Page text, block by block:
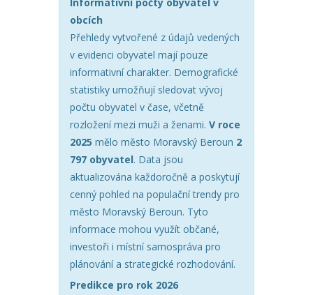
obcích
Přehledy vytvořené z údajů vedených
v evidenci obyvatel mají pouze
informativní charakter. Demografické
statistiky umožňují sledovat vývoj
počtu obyvatel v čase, včetně
rozložení mezi muži a ženami. V roce
2025 mělo město Moravský Beroun 2
797 obyvatel. Data jsou
aktualizována každoročně a poskytují
cenný pohled na populační trendy pro
město Moravský Beroun. Tyto
informace mohou využít občané,
investoři i místní samospráva pro
plánování a strategické rozhodování.
Predikce pro rok 2026